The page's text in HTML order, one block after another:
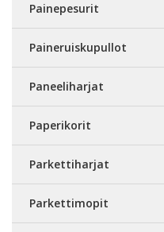
Painepesurit
Paineruiskupullot
Paneeliharjat
Paperikorit
Parkettiharjat
Parkettimopit